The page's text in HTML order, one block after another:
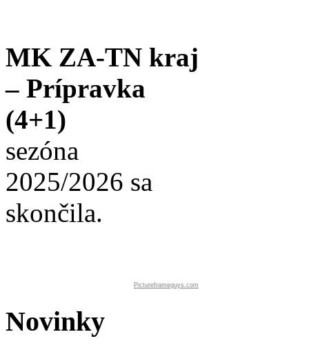
MK ZA-TN kraj
– Prípravka
(4+1)
sezóna
2025/2026 sa
skončila.
Pictureframeguys.com
Novinky